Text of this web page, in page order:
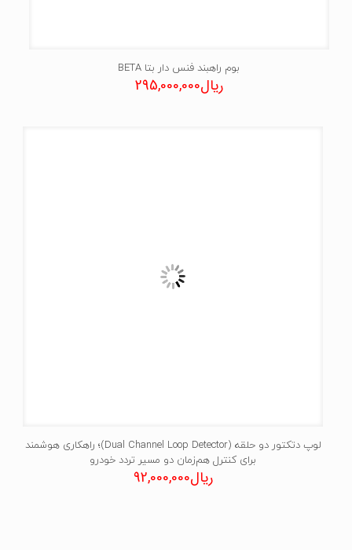
بوم راهبند فنس دار بتا BETA
ریال295,000,000
لوپ دتکتور دو حلقه (Dual Channel Loop Detector)؛ راهکاری هوشمند
برای کنترل هم‌زمان دو مسیر تردد خودرو
ریال92,000,000